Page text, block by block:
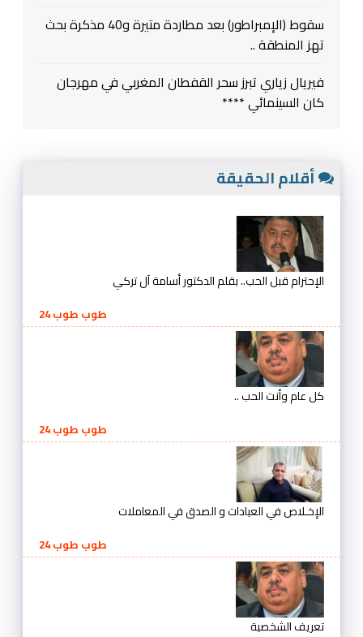
سقوط (الإمبراطور) بعد مطاردة متيرة و40 مذكرة بحث
تهز المنطقة ..
فيريال زياري تبرز سحر القفطان المغربي في مهرجان
كان السينمائي ****
أقلام الحقيقة
الإحترام قبل الحب.. بقلم الدكتور أسامة آل تركي
طوب طوب 24
كل عام وأنت الحب ..
طوب طوب 24
الإخـلاص في العبادات و الصدق في المعاملات
طوب طوب 24
تعريف الشخصية